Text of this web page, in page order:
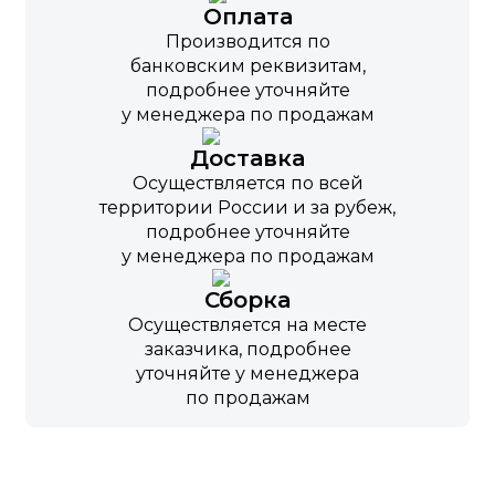
Оплата
Производится по
банковским реквизитам,
подробнее уточняйте
у менеджера по продажам
Доставка
Осуществляется по всей
территории России и за рубеж,
подробнее уточняйте
у менеджера по продажам
Сборка
Осуществляется на месте
заказчика, подробнее
уточняйте у менеджера
по продажам